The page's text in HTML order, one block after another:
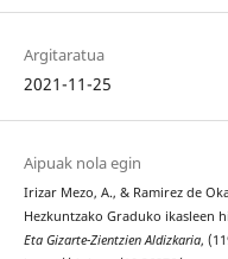
Argitaratua
2021-11-25
Aipuak nola egin
Irizar Mezo, A., & Ramirez de
Hezkuntzako Graduko ikasleen
Eta Gizarte-Zientzien Aldizkaria,